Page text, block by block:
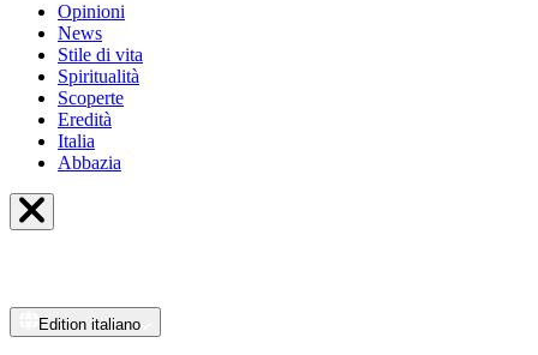
Opinioni
News
Stile di vita
Spiritualità
Scoperte
Eredità
Italia
Abbazia
Edition italiano